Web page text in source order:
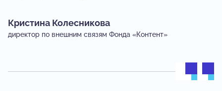
Кристина Колесникова
директор по внешним связям Фонда «Контент»